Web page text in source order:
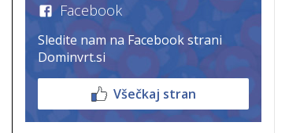
Facebook
Sledite nam na Facebook strani
Dominvrt.si
Všečkaj stran